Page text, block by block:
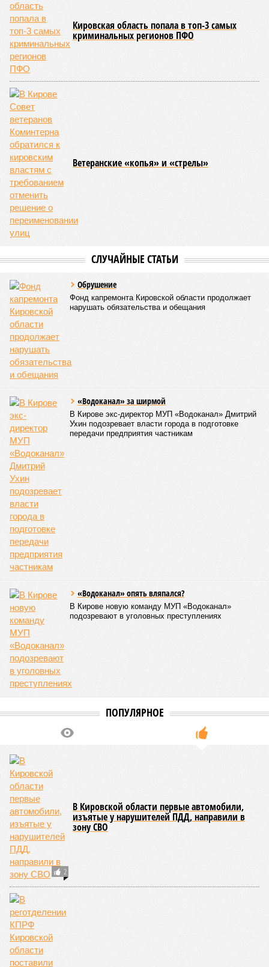
Кировская область попала в топ-3 самых
криминальных регионов ПФО
Ветеранские «копья» и «стрелы»
СЛУЧАЙНЫЕ СТАТЬИ
Обрушение
Фонд капремонта Кировской области продолжает
нарушать обязательства и обещания
«Водоканал» за ширмой
В Кирове экс-директор МУП «Водоканал» Дмитрий
Ухин подозревает власти города в подготовке
передачи предприятия частникам
«Водоканал» опять вляпался?
В Кирове новую команду МУП «Водоканал»
подозревают в уголовных преступлениях
ПОПУЛЯРНОЕ
2
В Кировской области первые автомобили,
изъятые у нарушителей ПДД, направили в
зону СВО